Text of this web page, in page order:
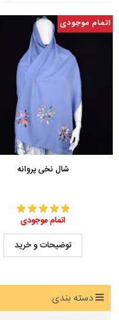
اتمام موجودی
شال نخی پروانه
اتمام موجودی
توضیحات و خرید
دسته بندی